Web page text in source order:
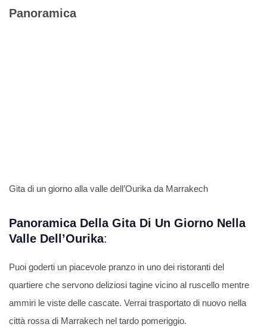
Panoramica
Gita di un giorno alla valle dell’Ourika da Marrakech
Panoramica Della Gita Di Un Giorno Nella
Valle Dell’Ourika:
Puoi goderti un piacevole pranzo in uno dei ristoranti del
quartiere che servono deliziosi tagine vicino al ruscello mentre
ammiri le viste delle cascate. Verrai trasportato di nuovo nella
città rossa di Marrakech nel tardo pomeriggio.